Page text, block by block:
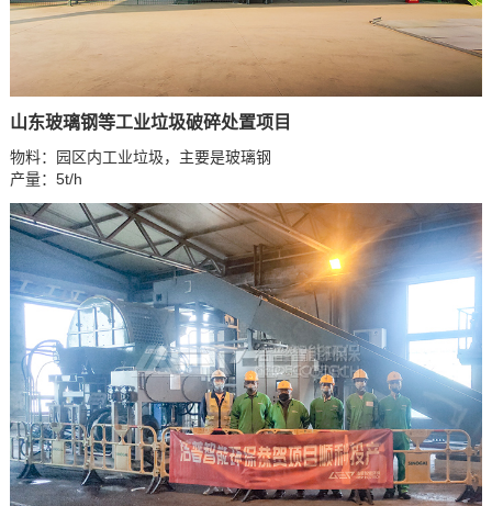
山东玻璃钢等工业垃圾破碎处置项目
物料：园区内工业垃圾，主要是玻璃钢
产量：5t/h